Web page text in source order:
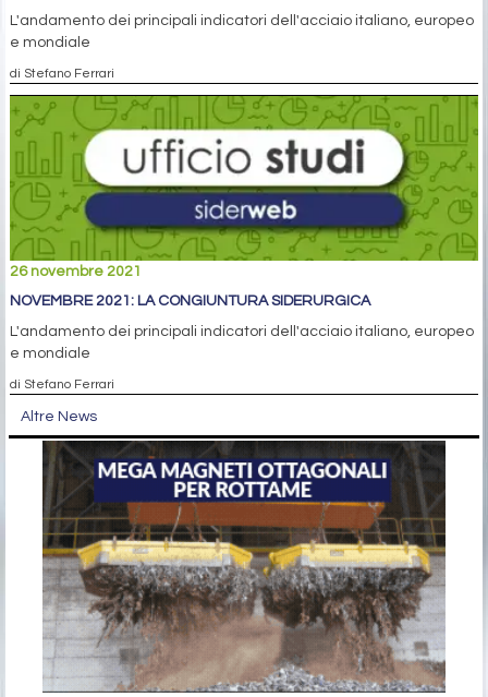
L'andamento dei principali indicatori dell'acciaio italiano, europeo
e mondiale
di Stefano Ferrari
26 novembre 2021
NOVEMBRE 2021: LA CONGIUNTURA SIDERURGICA
L'andamento dei principali indicatori dell'acciaio italiano, europeo
e mondiale
di Stefano Ferrari
Altre News